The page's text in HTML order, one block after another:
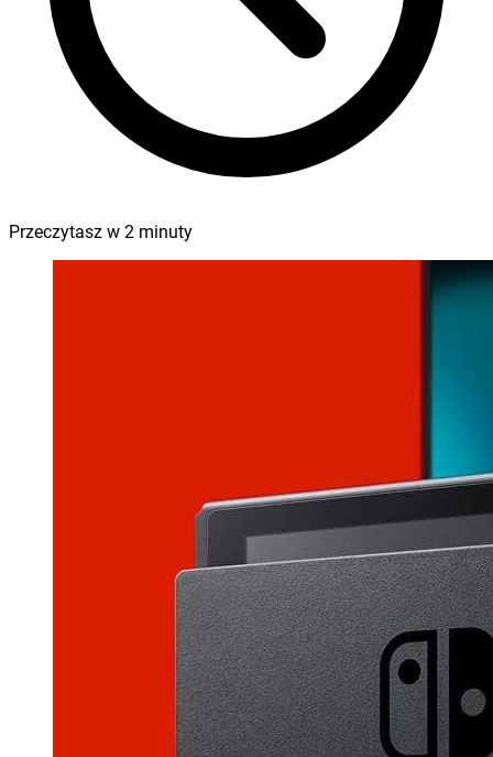
Przeczytasz w 2 minuty